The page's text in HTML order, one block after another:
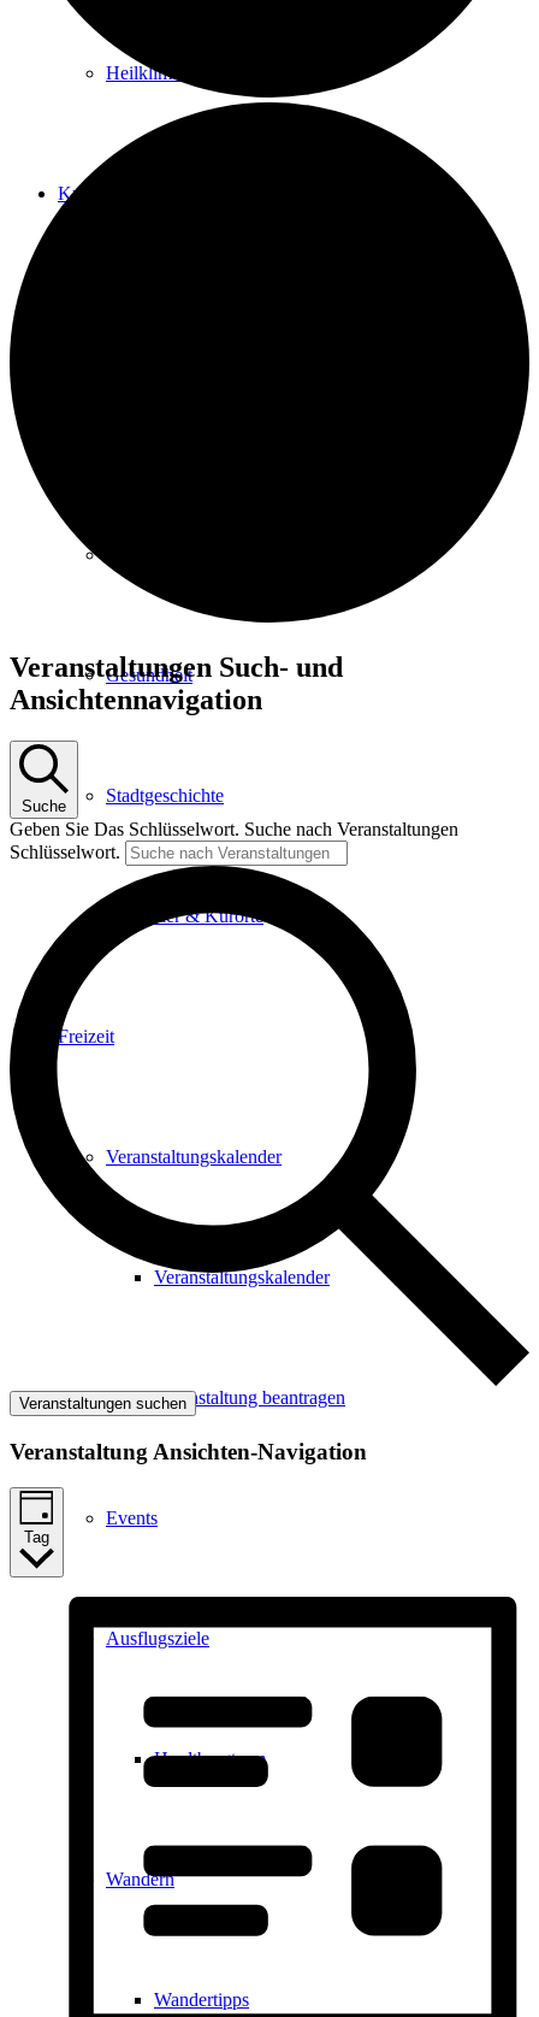
Heilklimaten
Kur & Tourismus
Gesundheit
Stadtgeschichte
Heilbäder & Kurorte
Freizeit
Veranstaltungskalender
Veranstaltungskalender
Veranstaltung beantragen
Events
Ausflugsziele
Hardtbergturm
Wandern
Wandertipps
Veranstaltungen
für
Juli
2025
Veranstaltungen Such- und
Ansichtennavigation
Suche
Geben Sie Das Schlüsselwort. Suche nach Veranstaltungen
Schlüsselwort.
Veranstaltungen suchen
Veranstaltung Ansichten-Navigation
Tag